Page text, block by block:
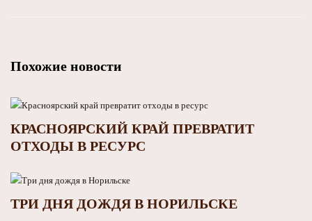
Похожие новости
КРАСНОЯРСКИЙ КРАЙ ПРЕВРАТИТ
ОТХОДЫ В РЕСУРС
ТРИ ДНЯ ДОЖДЯ В НОРИЛЬСКЕ